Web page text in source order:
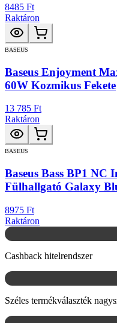
8485 Ft
Raktáron
BASEUS
Baseus Enjoyment
60W Kozmikus Fekete
13 785 Ft
Raktáron
BASEUS
Baseus Bass BP1 NC
Fülhallgató Galaxy
8975 Ft
Raktáron
Cashback hitelrendszer
Széles termékválaszték